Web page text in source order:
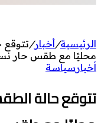
الرئيسية/أخبار/
محليًا مع طقس حار
أخبار سياسة
تتوقع حالة